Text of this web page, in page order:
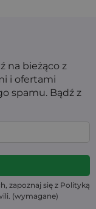
na bieżąco z
i ofertami
spamu. Bądź z
zapoznaj się z Polityką
(wymagane)